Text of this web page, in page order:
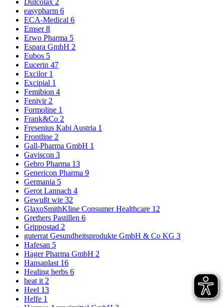
Dulcolax 2
easypharm 6
ECA-Medical 6
Emser8
Erwo Pharma 5
Espara GmbH 2
Eubos 5
Eucerin 47
Excilor 1
Excipial 1
Femibion 4
Fenivir 2
Formoline 1
Frank&Co 2
Fresenius Kabi Austria 1
Frontline 2
Gall-Pharma GmbH 1
Gaviscon 3
Gebro Pharma 13
Genericon Pharma 9
Germania 5
Gerot Lannach 4
Gewußt wie 32
GlaxoSmithKline Consumer Healthcare 12
Grethers Pastillen 6
Grippostad 2
guterrat Gesundheitsprodukte GmbH & Co KG 3
Hafesan 5
Hager Pharma GmbH 2
Hansaplast 16
Healing herbs 6
heat it 2
Heel 13
Helfe 1